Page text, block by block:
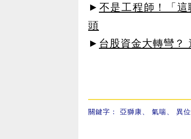
► 不是工程師！「
頭
► 台股資金大轉彎？
關鍵字： 亞獅康 氣喘 異